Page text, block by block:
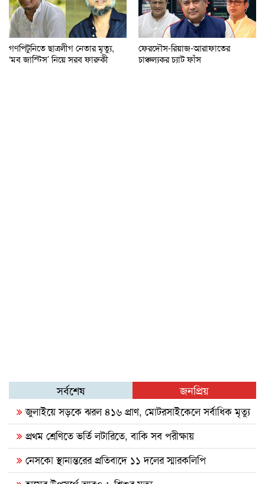
গণপিটুনিতে ছাত্রলীগ নেতার মৃত্যু,
‘মব জাস্টিস’ নিয়ে সরব ফারুকী
ফেরদৌস-রিয়াজ-আরাফাতের
চাঞ্চল্যকর চ্যাট ফাঁস
সর্বশেষ জনপ্রিয়
জুলাইয়ে সড়কে ঝরল ৪১৬ প্রাণ, মোটরসাইকেলে সর্বাধিক মৃত্যু
প্রথম শ্রেণিতে ভর্তি লটারিতে, বাকি সব পরীক্ষায়
নেসকো স্থানান্তরের প্রতিবাদে ১১ দলের স্মারকলিপি